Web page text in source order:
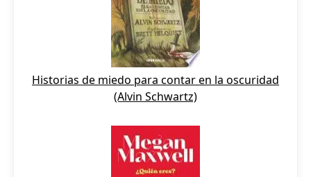
Historias de miedo para contar en la oscuridad
(Alvin Schwartz)